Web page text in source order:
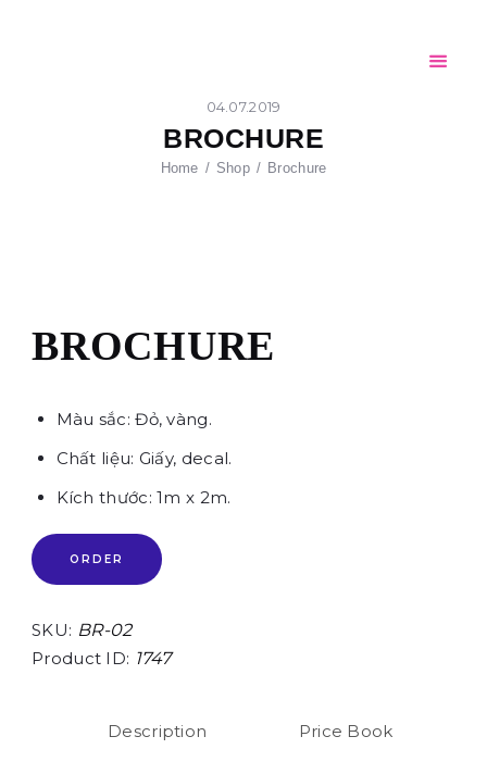
04.07.2019
BROCHURE
Home Shop Brochure
AN TOÀN – THÂN THIỆN – TIỆN LỢI
Đối tác
BROCHURE
Màu sắc: Đỏ, vàng.
Chất liệu: Giấy, decal.
Kích thước: 1m x 2m.
ORDER
SKU: BR-02
Product ID: 1747
Description Price Book